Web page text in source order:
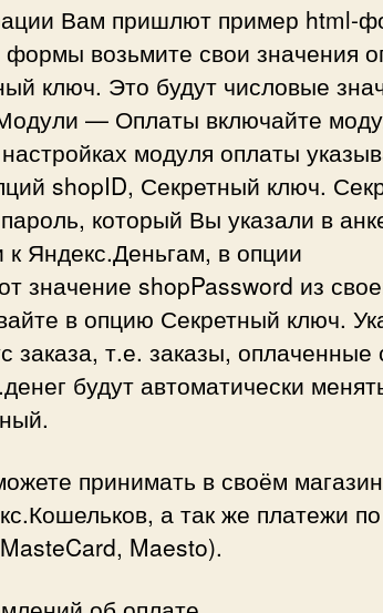
Вам пришлют пример html-
формы возьмите свои значения
ключ. Это будут числовые
— Оплаты включайте
модуля оплаты
shopID, Секретный ключ.
который Вы указали в
Яндекс.Деньгам, в опции
значение shopPassword из
в опцию Секретный ключ.
заказа, т.е. заказы, оплаченные
будут автоматически
принимать в своём
а так же платежи по
Maesto).